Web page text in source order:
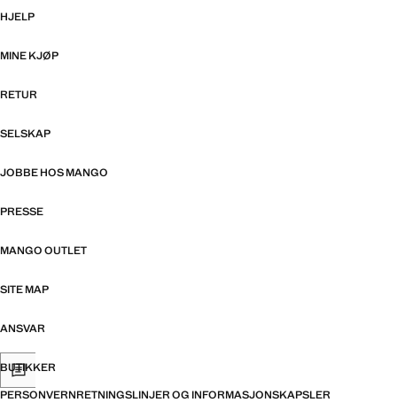
HJELP
MINE KJØP
RETUR
SELSKAP
JOBBE HOS MANGO
PRESSE
MANGO OUTLET
SITE MAP
ANSVAR
BUTIKKER
PERSONVERNRETNINGSLINJER OG INFORMASJONSKAPSLER